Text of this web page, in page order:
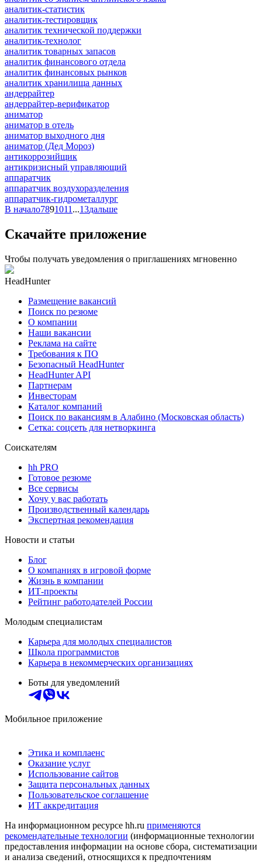
аналитик-статистик
аналитик-тестировщик
аналитик технической поддержки
аналитик-технолог
аналитик товарных запасов
аналитик финансового отдела
аналитик финансовых рынков
аналитик хранилища данных
андеррайтер
андеррайтер-верификатор
аниматор
аниматор в отель
аниматор выходного дня
аниматор (Дед Мороз)
антикоррозийщик
антикризисный управляющий
аппаратчик
аппаратчик воздухоразделения
аппаратчик-гидрометаллург
В начало7891011 ...13дальше
Скачайте приложение
Чтобы получать уведомления о приглашениях мгновенно
HeadHunter
Размещение вакансий
Поиск по резюме
О компании
Наши вакансии
Реклама на сайте
Требования к ПО
Безопасный HeadHunter
HeadHunter API
Партнерам
Инвесторам
Каталог компаний
Поиск по вакансиям в Алабино (Московская область)
Сетка: соцсеть для нетворкинга
Соискателям
hh PRO
Готовое резюме
Все сервисы
Хочу у вас работать
Производственный календарь
Экспертная рекомендация
Новости и статьи
Блог
О компаниях в игровой форме
Жизнь в компании
ИТ-проекты
Рейтинг работодателей России
Молодым специалистам
Карьера для молодых специалистов
Школа программистов
Карьера в некоммерческих организациях
Боты для уведомлений
Мобильное приложение
Этика и комплаенс
Оказание услуг
Использование сайтов
Защита персональных данных
Пользовательское соглашение
ИТ аккредитация
На информационном ресурсе hh.ru применяются
рекомендательные технологии (информационные технологии
предоставления информации на основе сбора, систематизации
и анализа сведений, относящихся к предпочтениям